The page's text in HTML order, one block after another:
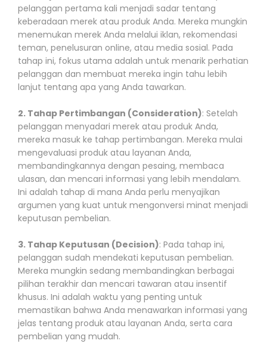
pelanggan pertama kali menjadi sadar tentang
keberadaan merek atau produk Anda. Mereka mungkin
menemukan merek Anda melalui iklan, rekomendasi
teman, penelusuran online, atau media sosial. Pada
tahap ini, fokus utama adalah untuk menarik perhatian
pelanggan dan membuat mereka ingin tahu lebih
lanjut tentang apa yang Anda tawarkan.
2. Tahap Pertimbangan (Consideration): Setelah
pelanggan menyadari merek atau produk Anda,
mereka masuk ke tahap pertimbangan. Mereka mulai
mengevaluasi produk atau layanan Anda,
membandingkannya dengan pesaing, membaca
ulasan, dan mencari informasi yang lebih mendalam.
Ini adalah tahap di mana Anda perlu menyajikan
argumen yang kuat untuk mengonversi minat menjadi
keputusan pembelian.
3. Tahap Keputusan (Decision): Pada tahap ini,
pelanggan sudah mendekati keputusan pembelian.
Mereka mungkin sedang membandingkan berbagai
pilihan terakhir dan mencari tawaran atau insentif
khusus. Ini adalah waktu yang penting untuk
memastikan bahwa Anda menawarkan informasi yang
jelas tentang produk atau layanan Anda, serta cara
pembelian yang mudah.